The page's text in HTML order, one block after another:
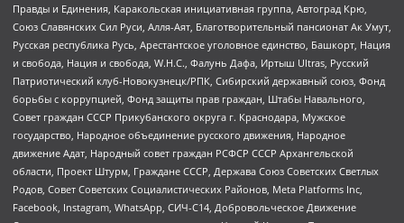
Правды и Единения, Каракольская инициативная группа, Автоград Крю,
Союз Славянских Сил Руси, Алля-Аят, Благотворительный пансионат Ак Умут,
Русская республика Русь, Арестантское уголовное единство, Башкорт, Нация
и свобода, Нация и свобода, W.H.С., Фалунь Дафа, Иртыш Ultras, Русский
Патриотический клуб-Новокузнецк/РПК, Сибирский державный союз, Фонд
борьбы с коррупцией, Фонд защиты прав граждан, Штабы Навального,
Совет граждан СССР Прикубанского округа г. Краснодара, Мужское
государство, Народное объединение русского движения, Народное
движение Адат, Народный совет граждан РСФСР СССР Архангельской
области, Проект Штурм, Граждане СССР, Держава Союз Советских Светлых
Родов, Совет Советских Социалистических Районов, Meta Platforms Inc,
Facebook, Instagram, WhatsApp, СИЧ-С14, Добровольческое Движение